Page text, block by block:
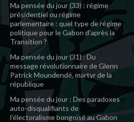
Ma pensée du jour (33) : régime
présidentiel ou régime
parlementaire : quel type de régime
politique pour le Gabon d’après la
Transition ?
Ma pensée du jour (31) : Du
message révolutionnaire de Glenn
Patrick Moundendé, martyr de la
république
Ma pensée du jour : Des paradoxes
auto-disqualifiants de
l’électoralisme bongoïsé au Gabon